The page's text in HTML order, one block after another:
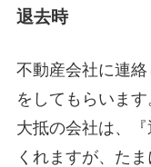
退去時
不動産会社に連
をしてもらいます
大抵の会社は、
くれますが、た